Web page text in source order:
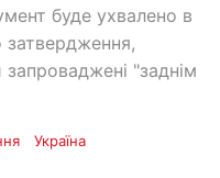
буде ухвалено в
затвердження,
"заднім
Україна